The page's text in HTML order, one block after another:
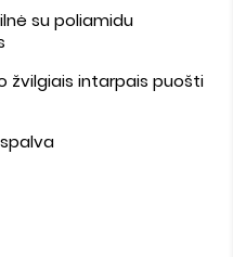
su poliamidu
žvilgiais intarpais puošti